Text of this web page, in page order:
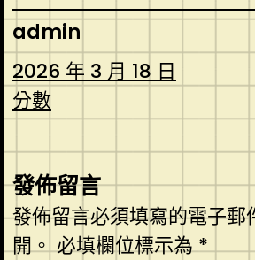
admin
2026 年 3 月 18 日
分數
發佈留言
發佈留言必須填寫的電子郵
開。必填欄位標示為*